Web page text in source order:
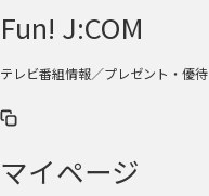
Fun! J:COM
テレビ番組情報／プレゼント・優待
マイページ